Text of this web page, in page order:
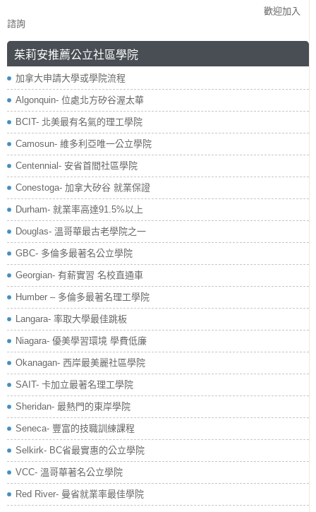
歡迎加入
諮詢
茱莉安推薦公立社區學院
加拿大申請大學或學院流程
Algonquin- 位處北方矽谷渥太華
BCIT- 北美最有名氣的理工學院
Camosun- 維多利亞唯一公立學院
Centennial- 安省首間社區學院
Conestoga- 加拿大矽谷 就業保證
Durham- 就業率高達91.5%以上
Douglas- 溫哥華最古老學院之一
GBC- 多倫多最著名公立學院
Georgian- 有薪實習 名校直通車
Humber – 多倫多最著名理工學院
Langara- 率取大學最佳跳板
Niagara- 優美學習環境 學費低廉
Okanagan- 西岸最美麗社區學院
SAIT- 卡加立最著名理工學院
Sheridan- 最熱門的東岸學院
Seneca- 豐富的技職訓練課程
Selkirk- BC省最實惠的公立學院
VCC- 溫哥華著名公立學院
Red River- 曼省就業率最佳學院